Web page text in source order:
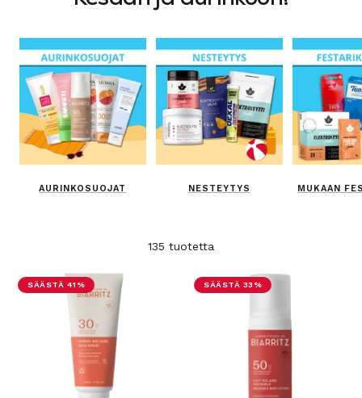
AURINKOSUOJAT NESTEYTYS MUKAAN
135 tuotetta
SÄÄSTÄ 41% SÄÄSTÄ 33%